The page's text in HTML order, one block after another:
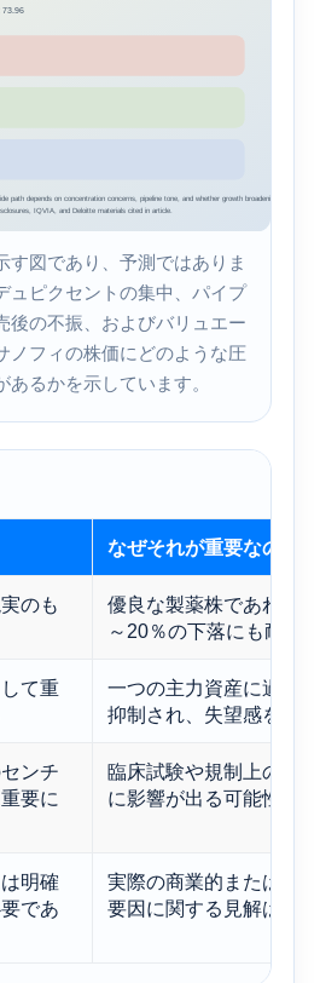
す図であり、予測ではありま
ュピクセントの集中、パイプ
後の不振、およびバリュエー
ノフィの株価にどのような圧
あるかを示しています。
なぜそれが重要なのか
のも
優良な製薬株であれば
～20％の下落にも耐え
て重
一つの主力資産に過度
抑制され、失望感を増
ンチ
要に
臨床試験や規​​制上の問
に影響が出る可能性が
明確
であ
実際の商業的または臨
要因に関する見解は単